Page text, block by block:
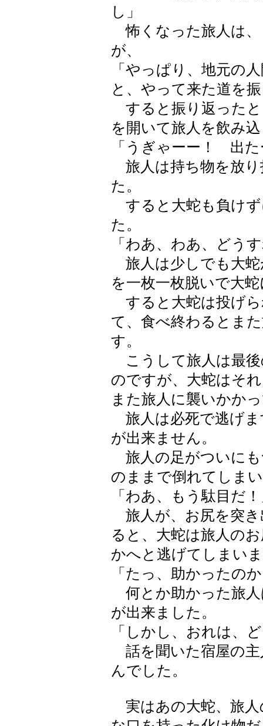
し」
怖くなった旅人は
が、
「やっぱり、地元の
と、やって来た道を
すると振り返った
を開いて旅人を飲み
「うぎゃーー！ 出た
旅人は持ち物を放り
た。
すると大蛇も負け
た。
「わあ、わあ、どう
旅人は少しでも大蛇
を一枚一枚脱いで大
すると大蛇は投げ
て、食べ終わるとま
す。
こうして旅人は最
のですが、大蛇はそ
また旅人に襲いかか
旅人は必死で逃げま
が出来ません。
旅人の足がついにも
のままで倒れてしま
「わあ、もう駄目だ
旅人が、お尻を突
ると、大蛇は旅人の
かへと逃げてしまい
「たっ、助かったの
何とか助かった旅人
が出来ました。
「しかし、おれは、
話を聞いた宿屋の主
んでした。
実はあの大蛇、旅人